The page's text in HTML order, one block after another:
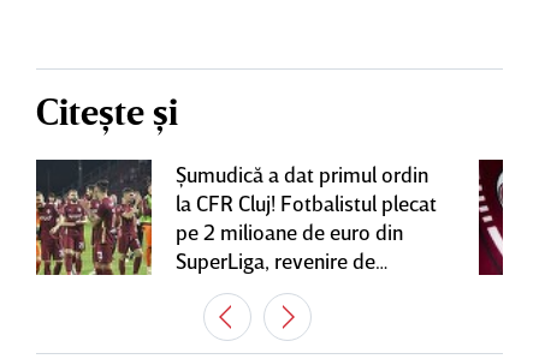
Citește și
Şumudică a dat primul ordin
la CFR Cluj! Fotbalistul plecat
pe 2 milioane de euro din
SuperLiga, revenire de
senzaţie în Gruia